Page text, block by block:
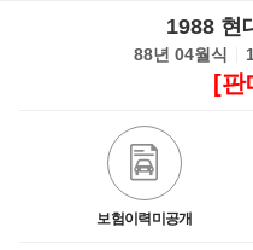
1988 현
88년 04월식
[판
보험이력미공개